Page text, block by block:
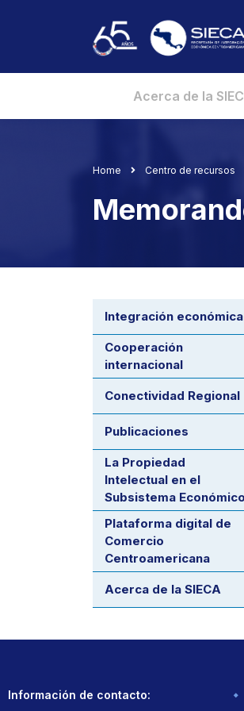
Acerca de la
Home Centro de recursos
Integración económica
Cooperación
internacional
Conectividad Regional
Publicaciones
La Propiedad
Intelectual en el
Subsistema Económico
Plataforma digital de
Comercio
Centroamericana
Acerca de la SIECA
Información de contacto: